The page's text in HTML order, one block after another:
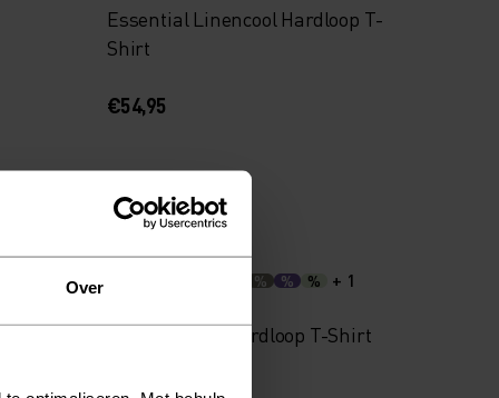
Over
Essential Linencool Hardloop T-
Shirt
€54,95
Herfst 26
% % % + 1
Essential 365 Hardloop T-Shirt